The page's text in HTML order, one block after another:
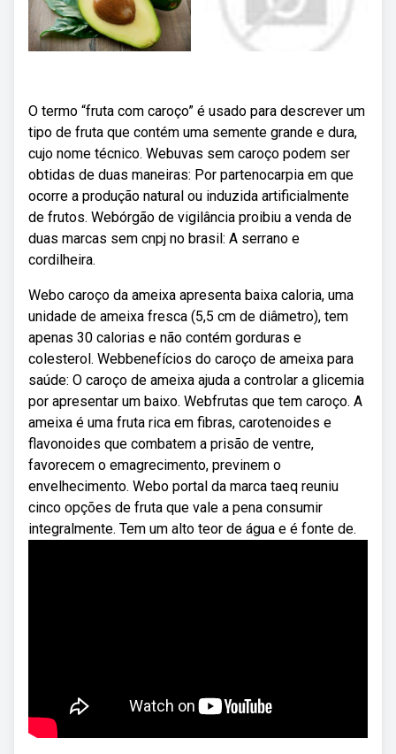
O termo “fruta com caroço” é usado para descrever um
tipo de fruta que contém uma semente grande e dura,
cujo nome técnico. Webuvas sem caroço podem ser
obtidas de duas maneiras: Por partenocarpia em que
ocorre a produção natural ou induzida artificialmente
de frutos. Webórgão de vigilância proibiu a venda de
duas marcas sem cnpj no brasil: A serrano e
cordilheira.
Webo caroço da ameixa apresenta baixa caloria, uma
unidade de ameixa fresca (5,5 cm de diâmetro), tem
apenas 30 calorias e não contém gorduras e
colesterol. Webbenefícios do caroço de ameixa para
saúde: O caroço de ameixa ajuda a controlar a glicemia
por apresentar um baixo. Webfrutas que tem caroço. A
ameixa é uma fruta rica em fibras, carotenoides e
flavonoides que combatem a prisão de ventre,
favorecem o emagrecimento, previnem o
envelhecimento. Webo portal da marca taeq reuniu
cinco opções de fruta que vale a pena consumir
integralmente. Tem um alto teor de água e é fonte de.